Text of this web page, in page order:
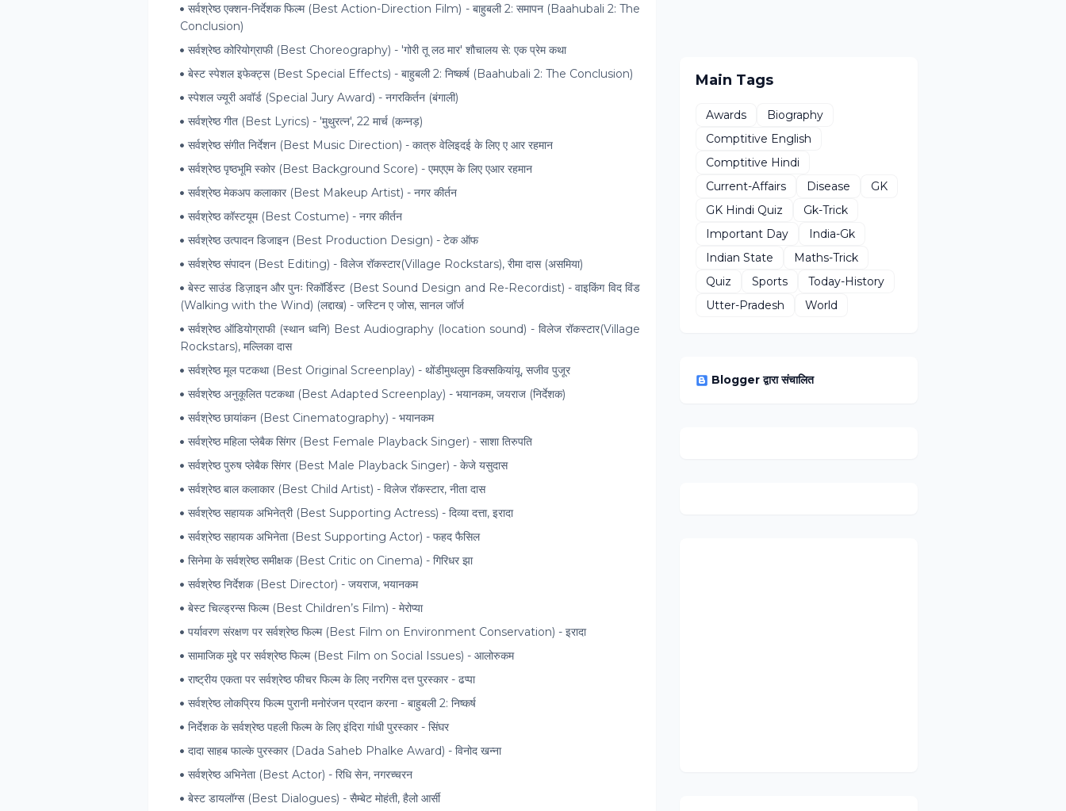
सर्वश्रेष्ठ एक्शन-निर्देशक फिल्म (Best Action-Direction Film) - बाहुबली 2: समापन (Baahubali 2: The
Conclusion)
सर्वश्रेष्ठ कोरियोग्राफी (Best Choreography) - 'गोरी तू लठ मार' शौचालय से: एक प्रेम कथा
बेस्ट स्पेशल इफेक्ट्स (Best Special Effects) - बाहुबली 2: निष्कर्ष (Baahubali 2: The Conclusion)
स्पेशल ज्यूरी अवॉर्ड (Special Jury Award) - नगरकिर्तन (बंगाली)
सर्वश्रेष्ठ गीत (Best Lyrics) - 'मुथुरत्न', 22 मार्च (कन्नड़)
सर्वश्रेष्ठ संगीत निर्देशन (Best Music Direction) - कात्रु वेलिइदई के लिए ए आर रहमान
सर्वश्रेष्ठ पृष्ठभूमि स्कोर (Best Background Score) - एमएएम के लिए एआर रहमान
सर्वश्रेष्ठ मेकअप कलाकार (Best Makeup Artist) - नगर कीर्तन
सर्वश्रेष्ठ कॉस्टयूम (Best Costume) - नगर कीर्तन
सर्वश्रेष्ठ उत्पादन डिजाइन (Best Production Design) - टेक ऑफ
सर्वश्रेष्ठ संपादन (Best Editing) - विलेज रॉकस्टार(Village Rockstars), रीमा दास (असमिया)
बेस्ट साउंड डिज़ाइन और पुनः रिकॉर्डिस्ट (Best Sound Design and Re-Recordist) - वाइकिंग विद विंड
(Walking with the Wind) (लद्दाख) - जस्टिन ए जोस, सानल जॉर्ज
सर्वश्रेष्ठ ऑडियोग्राफी (स्थान ध्वनि) Best Audiography (location sound) - विलेज रॉकस्टार(Village
Rockstars), मल्लिका दास
सर्वश्रेष्ठ मूल पटकथा (Best Original Screenplay) - थोंडीमुथलुम डिक्‍सकियांयू, सजीव पुजूर
सर्वश्रेष्ठ अनुकूलित पटकथा (Best Adapted Screenplay) - भयानकम, जयराज (निर्देशक)
सर्वश्रेष्ठ छायांकन (Best Cinematography) - भयानकम
सर्वश्रेष्ठ महिला प्लेबैक सिंगर (Best Female Playback Singer) - साशा तिरुपति
सर्वश्रेष्ठ पुरुष प्लेबैक सिंगर (Best Male Playback Singer) - केजे यसुदास
सर्वश्रेष्ठ बाल कलाकार (Best Child Artist) - विलेज रॉकस्टार, नीता दास
सर्वश्रेष्ठ सहायक अभिनेत्री (Best Supporting Actress) - दिव्या दत्ता, इरादा
सर्वश्रेष्ठ सहायक अभिनेता (Best Supporting Actor) - फहद फैसिल
सिनेमा के सर्वश्रेष्ठ समीक्षक (Best Critic on Cinema) - गिरिधर झा
सर्वश्रेष्ठ निर्देशक (Best Director) - जयराज, भयानकम
बेस्ट चिल्ड्रन्स फिल्म (Best Children’s Film) - मेरोप्या
पर्यावरण संरक्षण पर सर्वश्रेष्ठ फिल्म (Best Film on Environment Conservation) - इरादा
सामाजिक मुद्दे पर सर्वश्रेष्ठ फिल्म (Best Film on Social Issues) - आलोरुकम
राष्ट्रीय एकता पर सर्वश्रेष्ठ फीचर फिल्म के लिए नरगिस दत्त पुरस्कार - ढप्पा
सर्वश्रेष्ठ लोकप्रिय फिल्म पुरानी मनोरंजन प्रदान करना - बाहुबली 2: निष्कर्ष
निर्देशक के सर्वश्रेष्ठ पहली फिल्म के लिए इंदिरा गांधी पुरस्कार - सिंघर
दादा साहब फाल्के पुरस्कार (Dada Saheb Phalke Award) - विनोद खन्ना
सर्वश्रेष्ठ अभिनेता (Best Actor) - रिधि सेन, नगरच्चरन
बेस्ट डायलॉग्स (Best Dialogues) - सैम्बेट मोहंती, हैलो आर्सी
Main Tags
Awards
Biography
Comptitive English
Comptitive Hindi
Current-Affairs
Disease
GK
GK Hindi Quiz
Gk-Trick
Important Day
India-Gk
Indian State
Maths-Trick
Quiz
Sports
Today-History
Utter-Pradesh
World
Blogger द्वारा संचालित